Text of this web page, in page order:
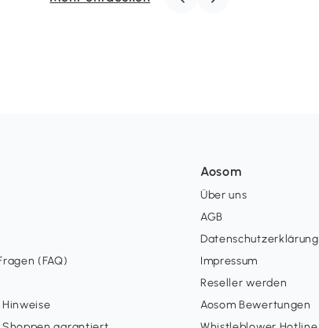
(FAQ)
Aosom
Über uns
AGB
Datenschutzerklärung
Impressum
Reseller werden
Aosom Bewertungen